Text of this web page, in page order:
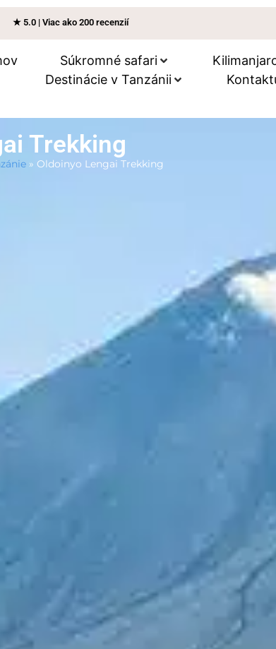
★ 5.0 | Viac ako 200 recenzií
Súkromné ​​safari
Destinácie v Tanzánii
Trekking
» Oldoinyo Lengai Trekking